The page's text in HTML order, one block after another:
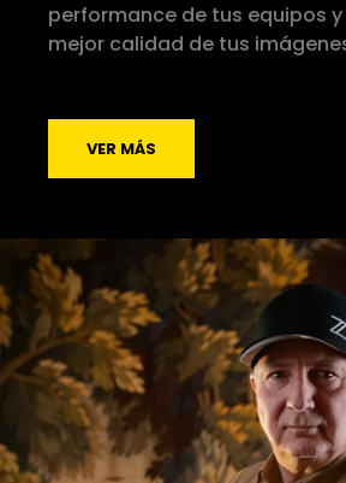
performance de tus equipos y
mejor calidad de tus
VER MÁS